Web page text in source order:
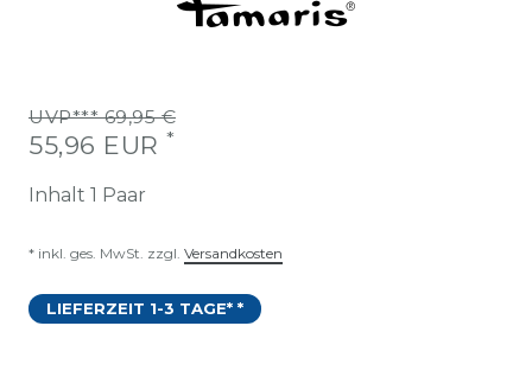
UVP*** 69,95 €
55,96 EUR *
Inhalt 1 Paar
* inkl. ges. MwSt. zzgl. Versandkosten
LIEFERZEIT 1-3 TAGE* *